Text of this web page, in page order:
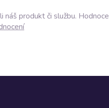
produkt či službu.